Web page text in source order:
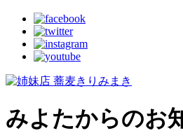
みよたからのお